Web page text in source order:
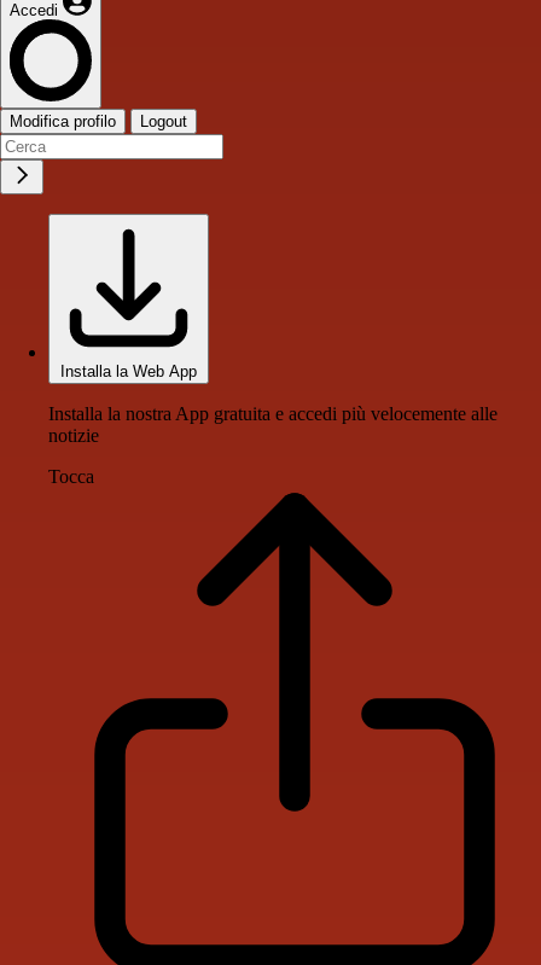
Accedi
Modifica profilo Logout
Installa la Web App
Installa la nostra App gratuita e accedi più velocemente alle
notizie
Tocca